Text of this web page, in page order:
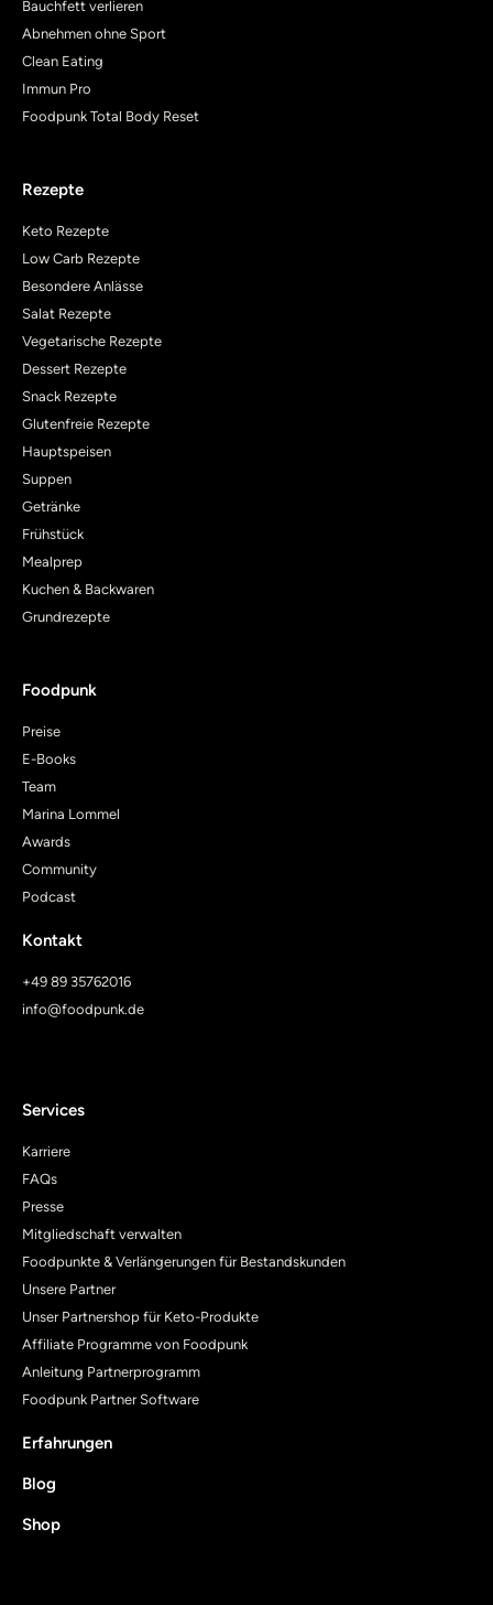
Bauchfett verlieren
Abnehmen ohne Sport
Clean Eating
Immun Pro
Foodpunk Total Body Reset
Rezepte
Keto Rezepte
Low Carb Rezepte
Besondere Anlässe
Salat Rezepte
Vegetarische Rezepte
Dessert Rezepte
Snack Rezepte
Glutenfreie Rezepte
Hauptspeisen
Suppen
Getränke
Frühstück
Mealprep
Kuchen & Backwaren
Grundrezepte
Foodpunk
Preise
E-Books
Team
Marina Lommel
Awards
Community
Podcast
Kontakt
+49 89 35762016
info@foodpunk.de
Services
Karriere
FAQs
Presse
Mitgliedschaft verwalten
Foodpunkte & Verlängerungen für Bestandskunden
Unsere Partner
Unser Partnershop für Keto-Produkte
Affiliate Programme von Foodpunk
Anleitung Partnerprogramm
Foodpunk Partner Software
Erfahrungen
Blog
Shop